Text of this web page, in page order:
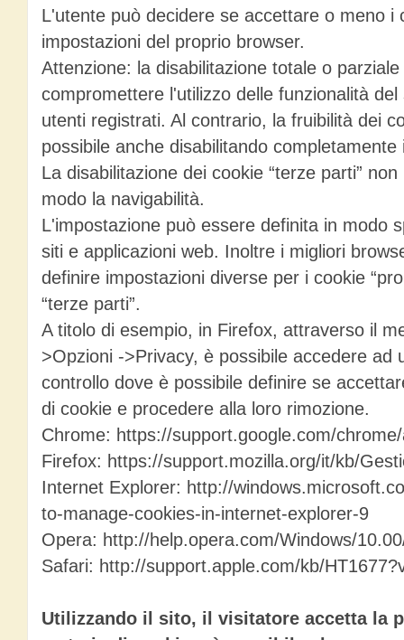
L'utente può decidere se accettare o meno i
impostazioni del proprio browser.
Attenzione: la disabilitazione totale o
compromettere l'utilizzo delle funzionalità
utenti registrati. Al contrario, la fruibilità dei
possibile anche disabilitando completamente
La disabilitazione dei cookie “terze parti”
modo la navigabilità.
L'impostazione può essere definita in modo
siti e applicazioni web. Inoltre i migliori
definire impostazioni diverse per i cookie
“terze parti”.
A titolo di esempio, in Firefox, attraverso il
>Opzioni ->Privacy, è possibile accedere ad
controllo dove è possibile definire se
di cookie e procedere alla loro rimozione.
Chrome: https://support.google.com/
Firefox: https://support.mozilla.org/it/kb/
Internet Explorer: http://
to-manage-cookies-in-internet-explorer-9
Opera: http://help.opera.com/Windows/
Safari: http://support.apple.com/kb/
Utilizzando il sito, il visitatore accetta la